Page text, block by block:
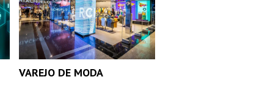
VAREJO DE MODA